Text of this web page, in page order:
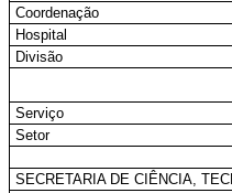
Coordenação
Hospital
Divisão
Serviço
Setor
SECRETARIA DE CIÊNCIA,